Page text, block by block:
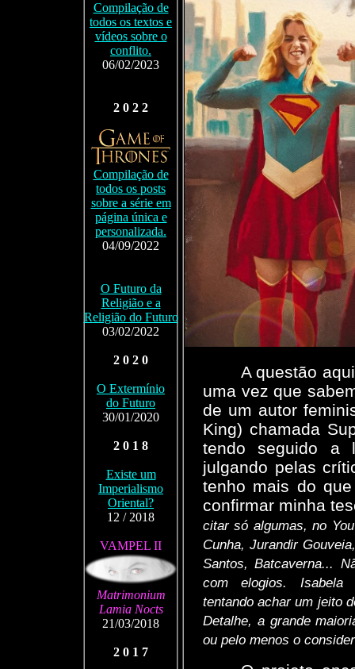
Compilação de
todos os textos e
vídeos sobre o
conflito.
06/02/2023
2 0 2 2
Compilação de
todos os posts
sobre a série em
página única e
personalizada.
04/09/2022
O Futuro da
Religião e a
Religião do Futuro
03/02/2022
2 0 2 0
O Extermínio
do Futuro
30/01/2020
2 0 1 8
Existe um
Imperialismo
Oriental?
12 / 2018
VAMPEL II
Matrimonium
Lamia Nocts
21/03/2018
2 0 1 7
A questão
uma vez que
de um autor
King) chamada
tendo seguido a
julgando pelas
tenho mais do
confirmar minha
citar só algumas, no
Cunha, Jurandir
Santos, Batcaverna...
com elogios. Isabela
tentando achar um jeito
Detalhe, a grande
ou pelo menos o